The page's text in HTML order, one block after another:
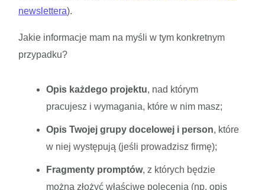
newslettera).
Jakie informacje mam na myśli w tym konkretnym
przypadku?
Opis każdego projektu, nad którym
pracujesz i wymagania, które w nim masz;
Opis Twojej grupy docelowej i person, które
w niej występują (jeśli prowadzisz firmę);
Fragmenty promptów, z których będzie
można złożyć właściwe polecenia (np. opis